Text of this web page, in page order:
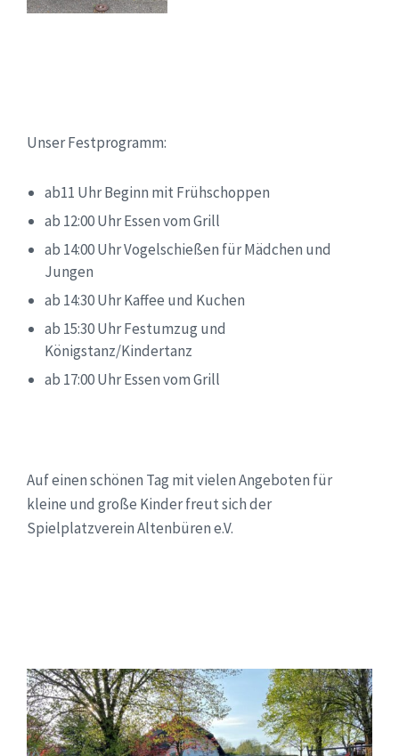
Unser Festprogramm:
ab11 Uhr Beginn mit Frühschoppen
ab 12:00 Uhr Essen vom Grill
ab 14:00 Uhr Vogelschießen für Mädchen und
Jungen
ab 14:30 Uhr Kaffee und Kuchen
ab 15:30 Uhr Festumzug und
Königstanz/Kindertanz
ab 17:00 Uhr Essen vom Grill
Auf einen schönen Tag mit vielen Angeboten für
kleine und große Kinder freut sich der
Spielplatzverein Altenbüren e.V.